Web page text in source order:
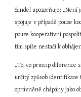
Sandel upozorňuje: „Není
spojuje v případě pouze
pouze kooperativní
tím spíše nestačí k
„To, co princip diference
určitý způsob
oprávněně chápány jako